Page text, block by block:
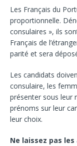
Les Français du
proportionnelle.
consulaires », ils
Français de
parité et sera
Les candidats
consulaire, les
présenter sous leur
prénoms sur leur
leur choix.
Ne laissez pas